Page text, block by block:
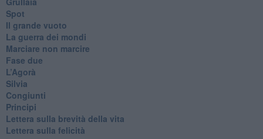
Spot
​Il grande vuoto
​La guerra dei mondi
Marciare non marcire
Fase due
L’Agorà
Silvia
Congiunti
Principi
​Lettera sulla brevità della vita
​Lettera sulla felicità